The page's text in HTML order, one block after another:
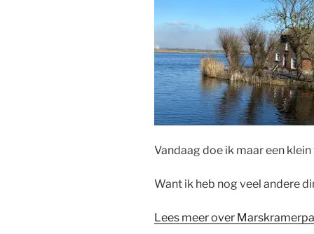
Vandaag doe ik maar een
Want ik heb nog veel andere
Lees meer over